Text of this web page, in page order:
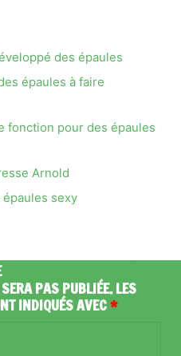
des épaules
épaules à faire
fonction pour des épaules
Arnold
sexy
PAS PUBLIÉE.LES
INDIQUÉS AVEC*